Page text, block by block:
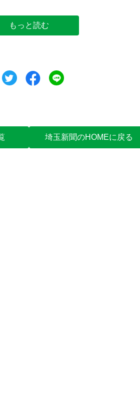
もっと読む
ツイートシェア
埼玉新聞のHOMEに戻る